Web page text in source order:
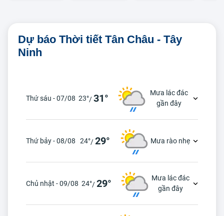
Dự báo Thời tiết Tân Châu - Tây
Ninh
Thứ sáu - 07/08 23°/31°
Mưa lác đác
gần đây
Thứ bảy - 08/08 24°/29° Mưa rào nhẹ
Chủ nhật - 09/08 24°/29°
Mưa lác đác
gần đây